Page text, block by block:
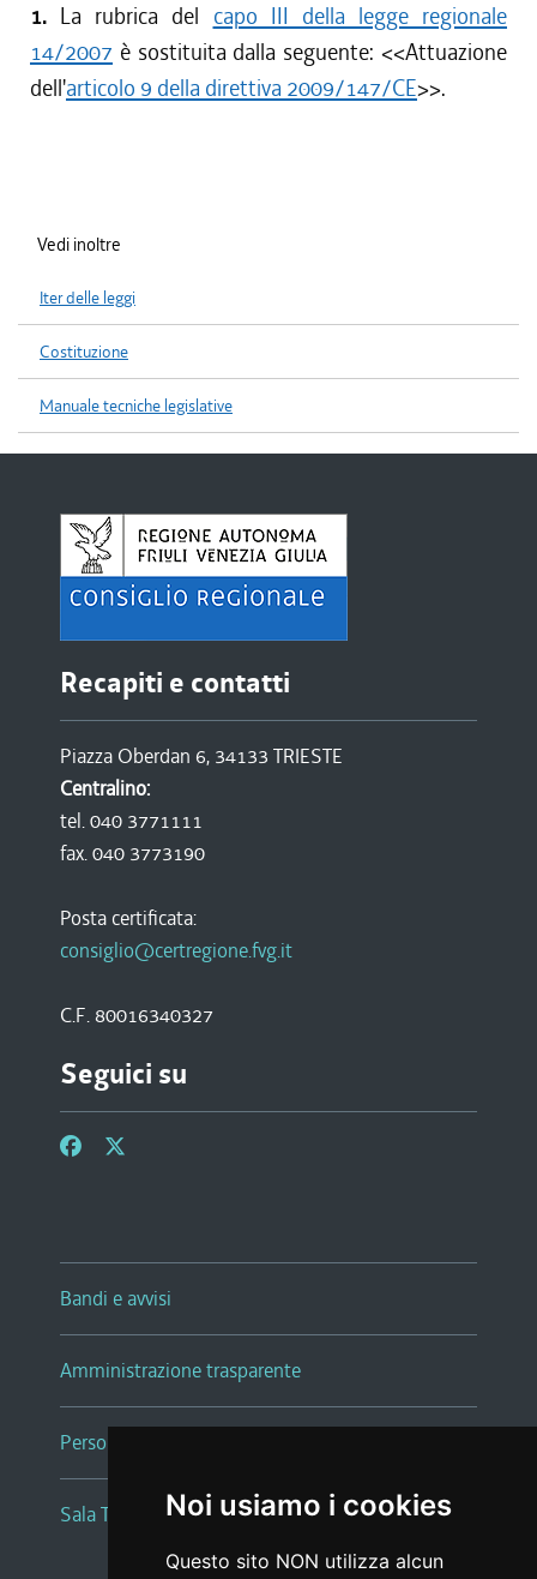
Noi usiamo i cookies
Questo sito NON utilizza alcun
1. La rubrica del capo III della legge regionale
14/2007 è sostituita dalla seguente: <<Attuazione
dell'articolo 9 della direttiva 2009/147/CE>>.
Vedi inoltre
Iter delle leggi
Costituzione
Manuale tecniche legislative
Recapiti e contatti
Piazza Oberdan 6, 34133 TRIESTE
Centralino:
tel. 040 3771111
fax. 040 3773190
Posta certificata:
consiglio@certregione.fvg.it
C.F. 80016340327
Seguici su
Bandi e avvisi
Amministrazione trasparente
Persone e Uffici
Sala Tiziano Tessitori